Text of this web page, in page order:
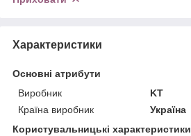
Характеристики
Основні атрибути
Виробник
KT
Країна виробник
Україна
Користувальницькі характеристики